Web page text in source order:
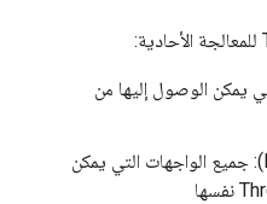
يمكن الوصول إليها من
شبكة متداخلة (Mesh-Local): جميع الواجهات التي يمكن